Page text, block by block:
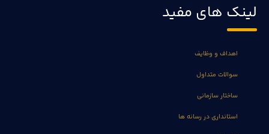
لینک های مفید
اهداف و وظایف
سوالات متداول
ساختار سازمانی
استانداری در رسانه ها